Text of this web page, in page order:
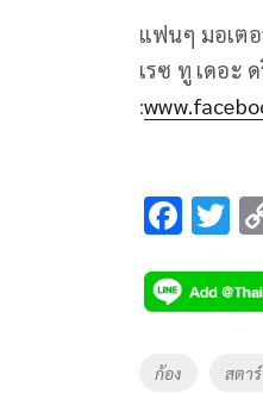
แฟนๆ มอเต
เรซ ทู เดอะ
:
F
e
b
T
tt
er
Tags
ก้อง สตา